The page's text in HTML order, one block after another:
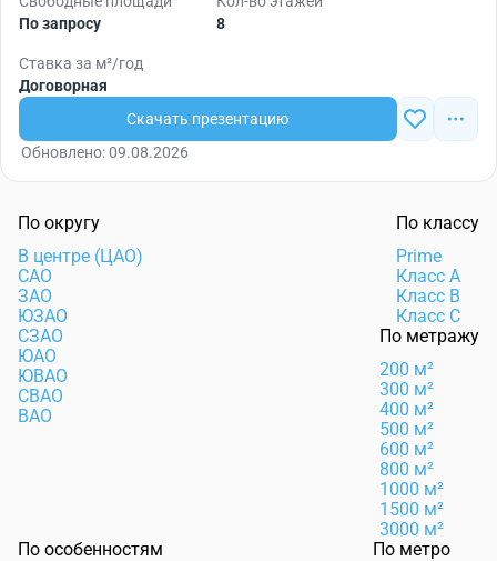
По запросу
8
Ставка за м²/год
Договорная
Скачать презентацию
Обновлено: 09.08.2026
По округу
В центре (ЦАО)
САО
ЗАО
ЮЗАО
СЗАО
ЮАО
ЮВАО
СВАО
ВАО
По классу
Prime
Класс А
Класс B
Класс C
По метражу
200 м²
300 м²
400 м²
500 м²
600 м²
800 м²
1000 м²
1500 м²
3000 м²
По особенностям
По метро